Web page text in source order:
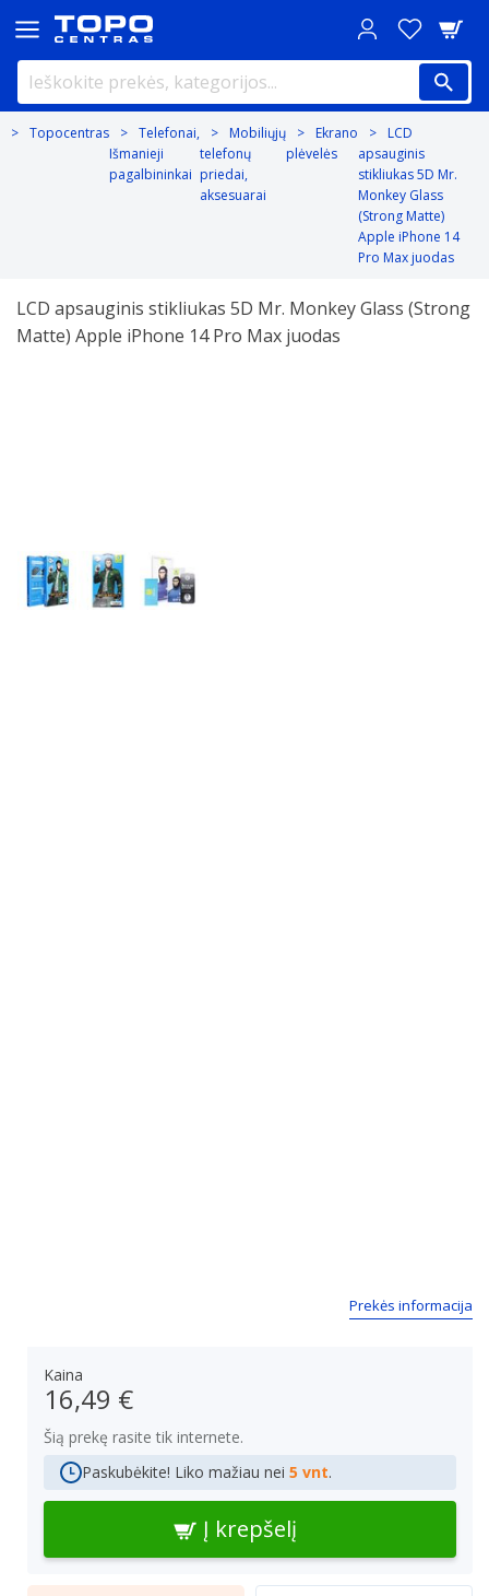
Topocentras
Telefonai,
Išmanieji
pagalbininkai
Mobiliųjų
telefonų
priedai,
aksesuarai
Ekrano
plėvelės
LCD
apsauginis
stikliukas 5D Mr.
Monkey Glass
(Strong Matte)
Apple iPhone 14
Pro Max juodas
LCD apsauginis stikliukas 5D Mr. Monkey Glass (Strong
Matte) Apple iPhone 14 Pro Max juodas
Prekės informacija
Kaina
16,49 €
Šią prekę rasite tik internete.
Paskubėkite! Liko mažiau nei 5 vnt.
Į krepšelį